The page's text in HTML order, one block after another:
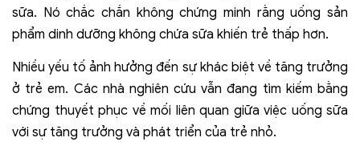
sữa. Nó chắc chắn không chứng minh rằng uống sản
phẩm dinh dưỡng không chứa sữa khiến trẻ thấp hơn.
Nhiều yếu tố ảnh hưởng đến sự khác biệt về tăng trưởng
ở trẻ em. Các nhà nghiên cứu vẫn đang tìm kiếm bằng
chứng thuyết phục về mối liên quan giữa việc uống sữa
với sự tăng trưởng và phát triển của trẻ nhỏ.